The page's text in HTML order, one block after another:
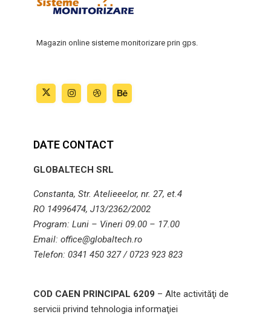
Magazin online sisteme monitorizare prin gps.
DATE CONTACT
GLOBALTECH SRL
Constanta, Str. Atelieeelor, nr. 27, et.4
RO 14996474, J13/2362/2002
Program: Luni – Vineri 09.00 – 17.00
Email: office@globaltech.ro
Telefon: 0341 450 327 / 0723 923 823
COD CAEN PRINCIPAL 6209 – Alte activităţi de
servicii privind tehnologia informaţiei